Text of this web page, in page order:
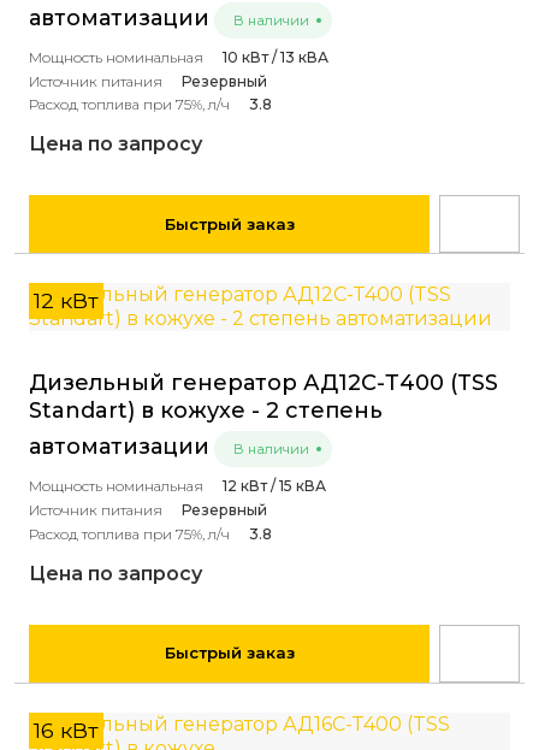
автоматизации
В наличии
Мощность номинальная
10 кВт / 13 кВА
Источник питания
Резервный
Расход топлива при 75%, л/ч
3.8
Цена по запросу
Быстрый заказ
12 кВт
Дизельный генератор АД12С-Т400 (TSS
Standart) в кожухе - 2 степень
автоматизации
В наличии
Мощность номинальная
12 кВт / 15 кВА
Источник питания
Резервный
Расход топлива при 75%, л/ч
3.8
Цена по запросу
Быстрый заказ
16 кВт